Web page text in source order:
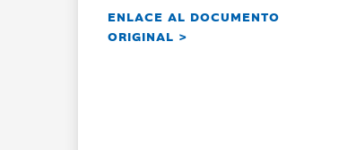
ENLACE AL DOCUMENTO
ORIGINAL >